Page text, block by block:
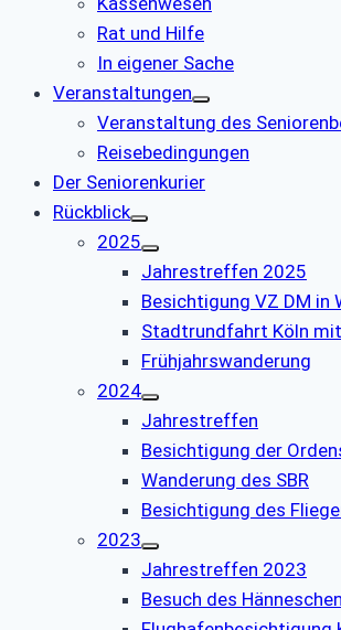
Rat und Hilfe
In eigener Sache
Veranstaltungen
Veranstaltung des
Reisebedingungen
Der Seniorenkurier
Rückblick
2025
Jahrestreffen 2025
Besichtigung VZ DM in
Stadtrundfahrt Köln
Frühjahrswanderung
2024
Jahrestreffen
Besichtigung der
Wanderung des SBR
Besichtigung des
2023
Jahrestreffen 2023
Besuch des